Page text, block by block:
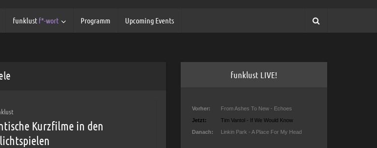
funklust f*-wort Programm Upcoming Events
Kurzfilme in den
funklust LIVE!